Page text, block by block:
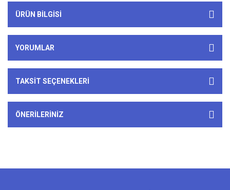
ÜRÜN BILGISI
YORUMLAR
TAKSIT SEÇENEKLERI
ÖNERILERINIZ